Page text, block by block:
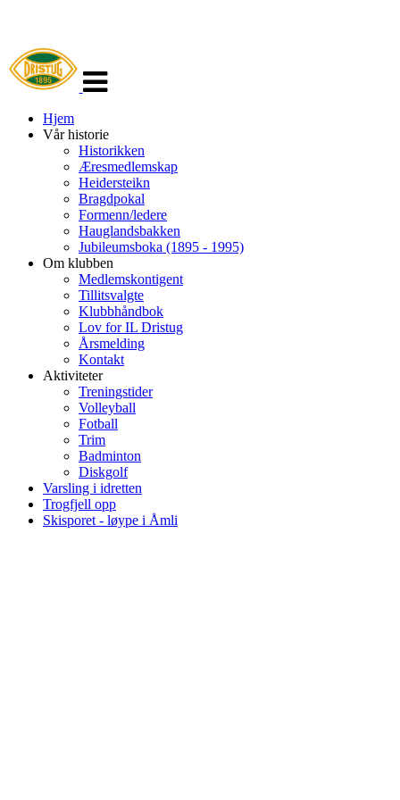
navigasjon
Hjem
Vår historie
Historikken
Æresmedlemskap
Heidersteikn
Bragdpokal
Formenn/ledere
Hauglandsbakken
Jubileumsboka (1895 - 1995)
Om klubben
Medlemskontigent
Tillitsvalgte
Klubbhåndbok
Lov for IL Dristug
Årsmelding
Kontakt
Aktiviteter
Treningstider
Volleyball
Fotball
Trim
Badminton
Diskgolf
Varsling i idretten
Trogfjell opp
Skisporet - løype i Åmli